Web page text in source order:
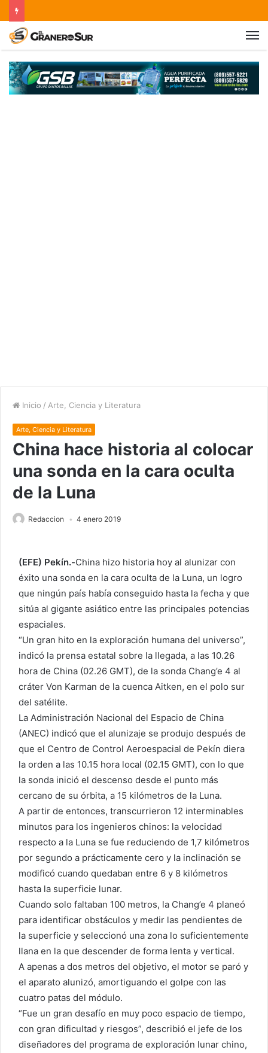
Inicio / Arte, Ciencia y Literatura
Arte, Ciencia y Literatura
China hace historia al colocar
una sonda en la cara oculta
de la Luna
Redaccion 4 enero 2019
(EFE) Pekín.-China hizo historia hoy al alunizar con
éxito una sonda en la cara oculta de la Luna, un logro
que ningún país había conseguido hasta la fecha y que
sitúa al gigante asiático entre las principales potencias
espaciales.
“Un gran hito en la exploración humana del universo”,
indicó la prensa estatal sobre la llegada, a las 10.26
hora de China (02.26 GMT), de la sonda Chang’e 4 al
cráter Von Karman de la cuenca Aitken, en el polo sur
del satélite.
La Administración Nacional del Espacio de China
(ANEC) indicó que el alunizaje se produjo después de
que el Centro de Control Aeroespacial de Pekín diera
la orden a las 10.15 hora local (02.15 GMT), con lo que
la sonda inició el descenso desde el punto más
cercano de su órbita, a 15 kilómetros de la Luna.
A partir de entonces, transcurrieron 12 interminables
minutos para los ingenieros chinos: la velocidad
respecto a la Luna se fue reduciendo de 1,7 kilómetros
por segundo a prácticamente cero y la inclinación se
modificó cuando quedaban entre 6 y 8 kilómetros
hasta la superficie lunar.
Cuando solo faltaban 100 metros, la Chang’e 4 planeó
para identificar obstáculos y medir las pendientes de
la superficie y seleccionó una zona lo suficientemente
llana en la que descender de forma lenta y vertical.
A apenas a dos metros del objetivo, el motor se paró y
el aparato alunizó, amortiguando el golpe con las
cuatro patas del módulo.
“Fue un gran desafío en muy poco espacio de tiempo,
con gran dificultad y riesgos”, describió el jefe de los
diseñadores del programa de exploración lunar chino,